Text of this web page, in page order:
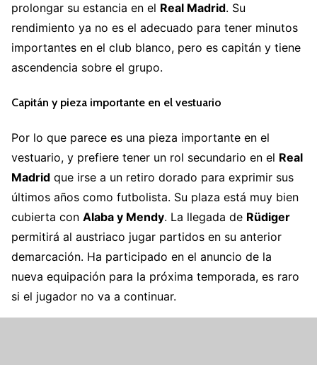
prolongar su estancia en el Real Madrid. Su
rendimiento ya no es el adecuado para tener minutos
importantes en el club blanco, pero es capitán y tiene
ascendencia sobre el grupo.
Capitán y pieza importante en el vestuario
Por lo que parece es una pieza importante en el
vestuario, y prefiere tener un rol secundario en el Real
Madrid que irse a un retiro dorado para exprimir sus
últimos años como futbolista. Su plaza está muy bien
cubierta con Alaba y Mendy. La llegada de Rüdiger
permitirá al austriaco jugar partidos en su anterior
demarcación. Ha participado en el anuncio de la
nueva equipación para la próxima temporada, es raro
si el jugador no va a continuar.